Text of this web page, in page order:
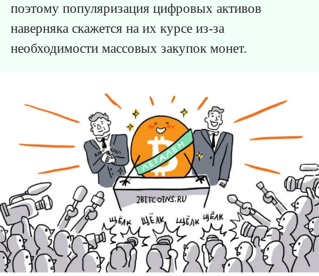
поэтому популяризация цифровых активов
наверняка скажется на их курсе из-за
необходимости массовых закупок монет.